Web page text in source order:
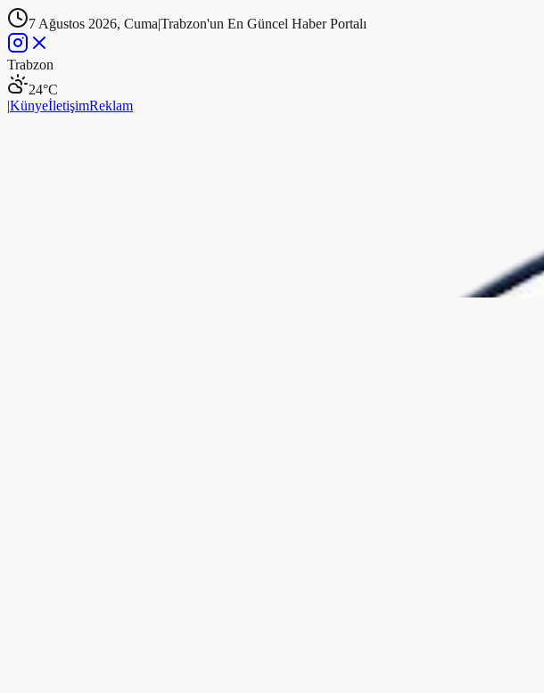
7 Ağustos 2026, Cuma|Trabzon'un En Güncel Haber Portalı
Trabzon
24°C
|KünyeİletişimReklam